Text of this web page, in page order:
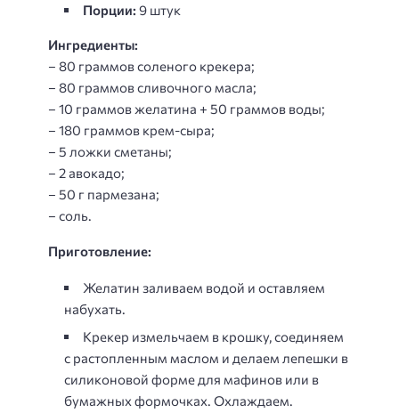
Порции: 9 штук
Ингредиенты:
– 80 граммов соленого крекера;
– 80 граммов сливочного масла;
– 10 граммов желатина + 50 граммов воды;
– 180 граммов крем-сыра;
– 5 ложки сметаны;
– 2 авокадо;
– 50 г пармезана;
– соль.
Приготовление:
Желатин заливаем водой и оставляем
набухать.
Крекер измельчаем в крошку, соединяем
с растопленным маслом и делаем лепешки в
силиконовой форме для мафинов или в
бумажных формочках. Охлаждаем.